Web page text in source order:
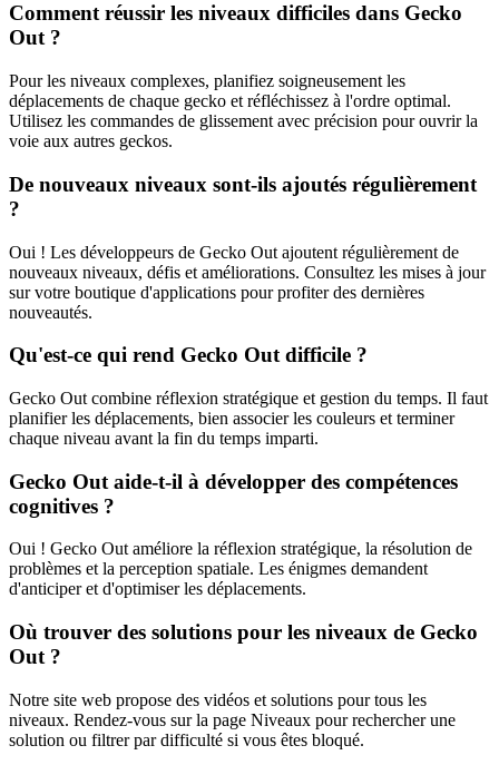
Comment réussir les niveaux difficiles dans Gecko
Out ?
Pour les niveaux complexes, planifiez soigneusement les
déplacements de chaque gecko et réfléchissez à l'ordre optimal.
Utilisez les commandes de glissement avec précision pour ouvrir la
voie aux autres geckos.
De nouveaux niveaux sont-ils ajoutés régulièrement
?
Oui ! Les développeurs de Gecko Out ajoutent régulièrement de
nouveaux niveaux, défis et améliorations. Consultez les mises à jour
sur votre boutique d'applications pour profiter des dernières
nouveautés.
Qu'est-ce qui rend Gecko Out difficile ?
Gecko Out combine réflexion stratégique et gestion du temps. Il faut
planifier les déplacements, bien associer les couleurs et terminer
chaque niveau avant la fin du temps imparti.
Gecko Out aide-t-il à développer des compétences
cognitives ?
Oui ! Gecko Out améliore la réflexion stratégique, la résolution de
problèmes et la perception spatiale. Les énigmes demandent
d'anticiper et d'optimiser les déplacements.
Où trouver des solutions pour les niveaux de Gecko
Out ?
Notre site web propose des vidéos et solutions pour tous les
niveaux. Rendez-vous sur la page Niveaux pour rechercher une
solution ou filtrer par difficulté si vous êtes bloqué.